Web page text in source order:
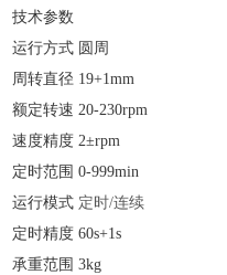
技术参数
运行方式 圆周
周转直径 19+1mm
额定转速 20-230rpm
速度精度 2±rpm
定时范围 0-999min
运行模式 定时/连续
定时精度 60s+1s
承重范围 3kg